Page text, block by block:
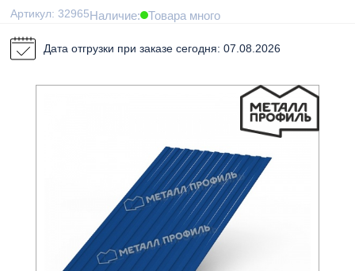
Артикул: 32965Наличие: Товара много
Дата отгрузки при заказе сегодня: 07.08.2026